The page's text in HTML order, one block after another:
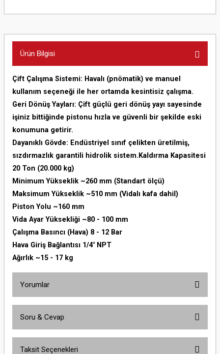
Ürün Bilgisi
Çift Çalışma Sistemi: Havalı (pnömatik) ve manuel
kullanım seçeneği ile her ortamda kesintisiz çalışma.
Geri Dönüş Yayları: Çift güçlü geri dönüş yayı sayesinde
işiniz bittiğinde pistonu hızla ve güvenli bir şekilde eski
konumuna getirir.
Dayanıklı Gövde: Endüstriyel sınıf çelikten üretilmiş,
sızdırmazlık garantili hidrolik sistem.Kaldırma Kapasitesi
20 Ton (20.000 kg)
Minimum Yükseklik ~260 mm (Standart ölçü)
Maksimum Yükseklik ~510 mm (Vidalı kafa dahil)
Piston Yolu ~160 mm
Vida Ayar Yüksekliği ~80 - 100 mm
Çalışma Basıncı (Hava) 8 - 12 Bar
Hava Giriş Bağlantısı 1/4" NPT
Ağırlık ~15 - 17 kg
Yorumlar
Soru & Cevap
Taksit Seçenekleri